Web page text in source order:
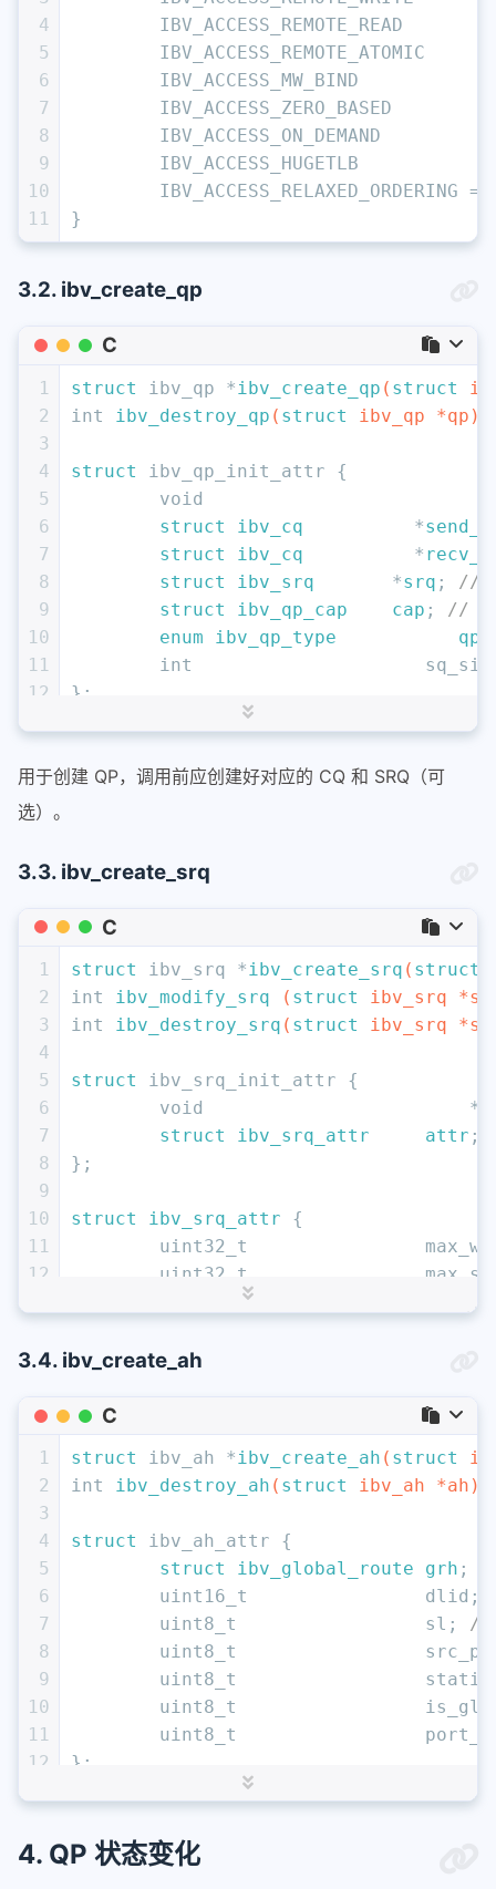
4
5
6
7
8
9
10
11
	IBV_ACCESS_REMOTE_READ
	IBV_ACCESS_REMOTE_ATOMIC
	IBV_ACCESS_MW_BIND
	IBV_ACCESS_ZERO_BASED
	IBV_ACCESS_ON_DEMAND
	IBV_ACCESS_HUGETLB
IBV_ACCESS_RELAXED_ORDERING
}
3.2. ibv_create_qp
C
1
2
3
4
5
6
7
8
9
10
11
12
15
16
19
struct ibv_qp * ibv_create_qp ( struct
int
ibv_destroy_qp ( struct ibv_qp *qp)
struct
ibv_qp_init_attr {
void
struct
ibv_cq
	       *
struct
ibv_cq
	       *
struct
ibv_srq
	     *
srq ;
//
struct
ibv_qp_cap cap ;
// 传
enum
ibv_qp_type
int
};
uint32_t
uint32_t
用于创建 QP，调用前应创建好对应的 CQ 和 SRQ（可
选）。
3.3. ibv_create_srq
C
1
2
3
4
5
6
7
8
9
10
11
12
struct ibv_srq *ibv_create_srq ( struct
int
ibv_modify_srq ( struct
ibv_srq
int
ibv_destroy_srq ( struct ibv_srq
struct
ibv_srq_init_attr {
void
struct
ibv_srq_attr attr ;
};
struct ibv_srq_attr {
uint32_t
uint32_t
uint32_t
3.4. ibv_create_ah
C
1
2
3
4
5
6
7
8
9
10
11
12
15
struct ibv_ah *ibv_create_ah ( struct
int
ibv_destroy_ah ( struct ibv_ah *ah)
struct
ibv_ah_attr {
struct
ibv_global_route grh ;
uint16_t
		dlid;
uint8_t
			sl;
//
uint8_t
uint8_t
uint8_t
uint8_t
};
union
uint32_t
4. QP 状态变化